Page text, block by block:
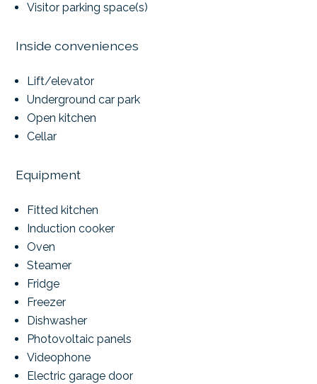
Visitor parking space(s)
Inside conveniences
Lift/elevator
Underground car park
Open kitchen
Cellar
Equipment
Fitted kitchen
Induction cooker
Oven
Steamer
Fridge
Freezer
Dishwasher
Photovoltaic panels
Videophone
Electric garage door